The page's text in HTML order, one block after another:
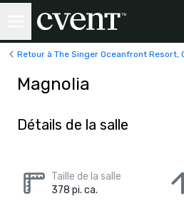
Retour à The Singer Oceanfront Resort,
Magnolia
Détails de la salle
Taille de la salle
378 pi. ca.